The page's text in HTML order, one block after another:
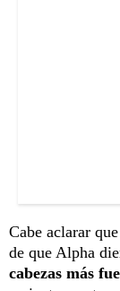
Cabe aclarar
de que Alpha
cabezas más